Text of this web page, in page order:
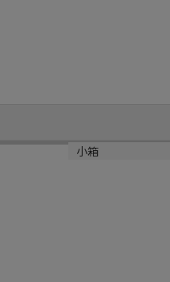
規格
材質
小箱